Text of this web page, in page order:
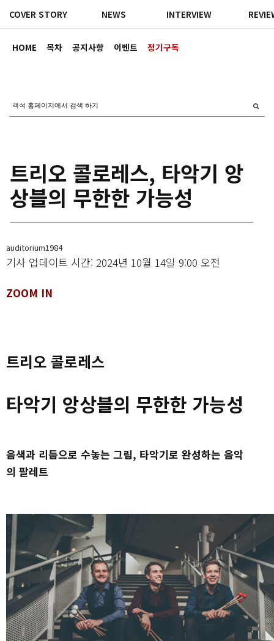
HOME 목차 공지사항 이벤트 정기구독
COVER STORY NEWS INTERVIEW
트리오 콜로레스, 타악기 앙
상블의 무한한 가능성
auditorium1984
기사 업데이트 시간: 2024년 10월 14일 9:00 오전
ZOOM IN
트리오 콜로레스
타악기 앙상블의 무한한 가능성
음색과 리듬으로 수놓는 그림, 타악기로 완성하는 음악
의 팔레트